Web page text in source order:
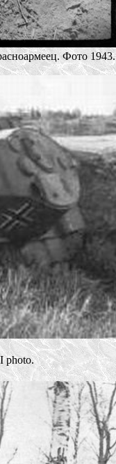
Фото 1943.
photo.